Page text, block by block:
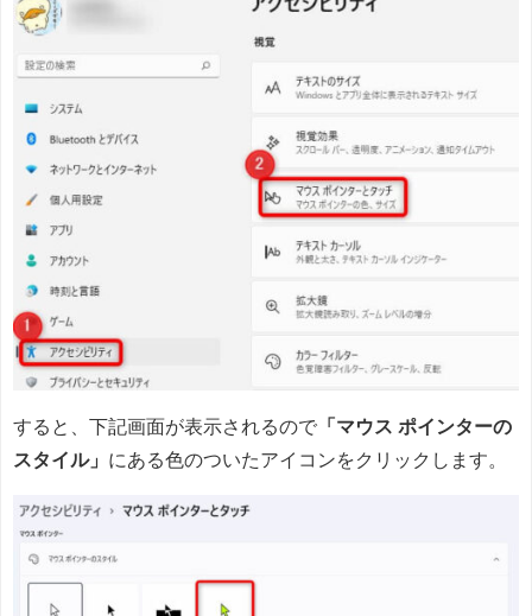
すると、下記画面が表示されるので 「マウス ポインターの
スタイル」 にある色のついたアイコンをクリックします。